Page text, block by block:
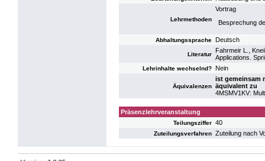
Lehrmethoden
Vortrag
Besprechung
Abhaltungssprache Deutsch
Literatur
Fahrmeir L.,
Applications.
Lehrinhalte wechselnd? Nein
Äquivalenzen
ist gemeinsam
äquivalent zu
4MSMV1KV:
Präsenzlehrveranstaltung
Teilungsziffer 40
Zuteilungsverfahren Zuteilung nach